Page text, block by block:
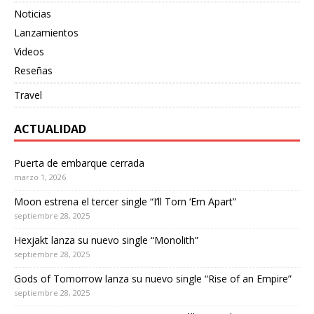
Noticias
Lanzamientos
Videos
Reseñas
Travel
ACTUALIDAD
Puerta de embarque cerrada
marzo 1, 2026
Moon estrena el tercer single “I’ll Torn ‘Em Apart”
septiembre 28, 2025
Hexjakt lanza su nuevo single “Monolith”
septiembre 28, 2025
Gods of Tomorrow lanza su nuevo single “Rise of an Empire”
septiembre 28, 2025